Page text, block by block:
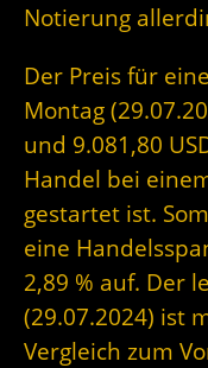
Notierung
Der Preis für
Montag
und 9.081,80
Handel bei
gestartet ist.
eine
2,89 % auf. Der
(29.07.2024) ist
Vergleich zum